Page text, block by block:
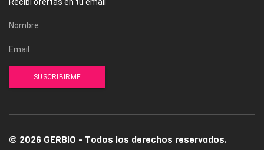
Recibí ofertas en tu email
© 2026 GERBIO - Todos los derechos reservados.